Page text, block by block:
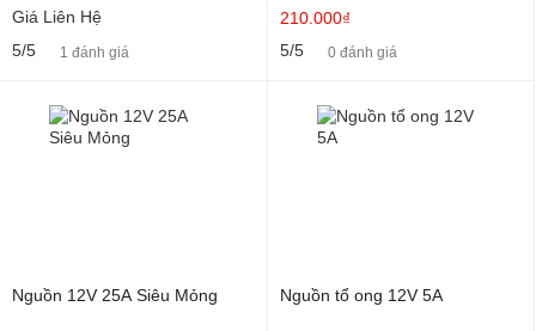
Giá Liên Hệ
5/5
1 đánh giá
210.000₫
5/5
0 đánh giá
Nguồn 12V 25A Siêu Mỏng Nguồn tổ ong 12V 5A